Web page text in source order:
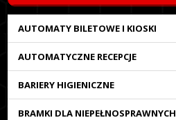
AUTOMATY BILETOWE I KIOSKI
AUTOMATYCZNE RECEPCJE
BARIERY HIGIENICZNE
BRAMKI DLA NIEPEŁNOSPRAWNYCH